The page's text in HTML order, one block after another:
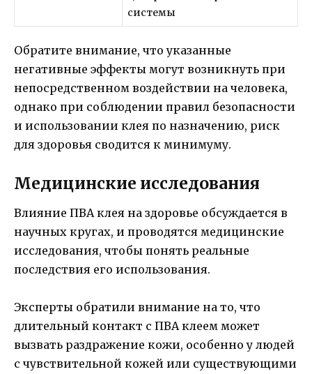
системы
Обратите внимание, что указанные
негативные эффекты могут возникнуть при
непосредственном воздействии на человека,
однако при соблюдении правил безопасности
и использовании клея по назначению, риск
для здоровья сводится к минимуму.
Медицинские исследования
Влияние ПВА клея на здоровье обсуждается в
научных кругах, и проводятся медицинские
исследования, чтобы понять реальные
последствия его использования.
Эксперты обратили внимание на то, что
длительный контакт с ПВА клеем может
вызвать раздражение кожи, особенно у людей
с чувствительной кожей или существующими